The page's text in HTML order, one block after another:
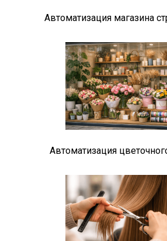
Автоматизация магазина
Автоматизация